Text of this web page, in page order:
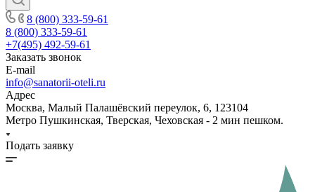
8 (800) 333-59-61
8 (800) 333-59-61
+7(495) 492-59-61
Заказать звонок
E-mail
info@sanatorii-oteli.ru
Адрес
Москва, Малый Палашёвский переулок, 6, 123104
Метро Пушкинская, Тверская, Чеховская - 2 мин пешком.
Подать заявку